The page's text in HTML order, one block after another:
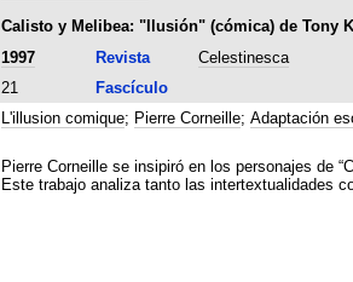
Calisto y Melibea: "Ilusión" (cómica) de Tony
1997 Revista
Celestinesca
21
Fascículo
L'illusion comique; Pierre Corneille; Adaptación
Pierre Corneille se insipiró en los personajes de
Este trabajo analiza tanto las intertextualidades